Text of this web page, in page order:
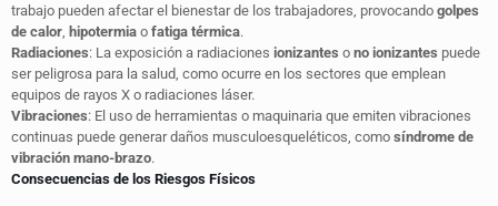
trabajo pueden afectar el bienestar de los trabajadores, provocando golpes
de calor hipotermia o fatiga térmica.
Radiaciones: La exposición a radiaciones ionizantes o no ionizantes puede
ser peligrosa para la salud, como ocurre en los sectores que emplean
equipos de rayos X o radiaciones láser.
Vibraciones: El uso de herramientas o maquinaria que emiten vibraciones
continuas puede generar daños musculoesqueléticos, como síndrome de
vibración mano-brazo.
Consecuencias de los Riesgos Físicos